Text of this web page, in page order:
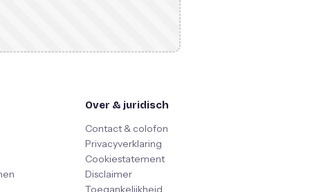
Over & juridisch
Contact & colofon
Privacyverklaring
Cookiestatement
Disclaimer
Toegankelijkheid